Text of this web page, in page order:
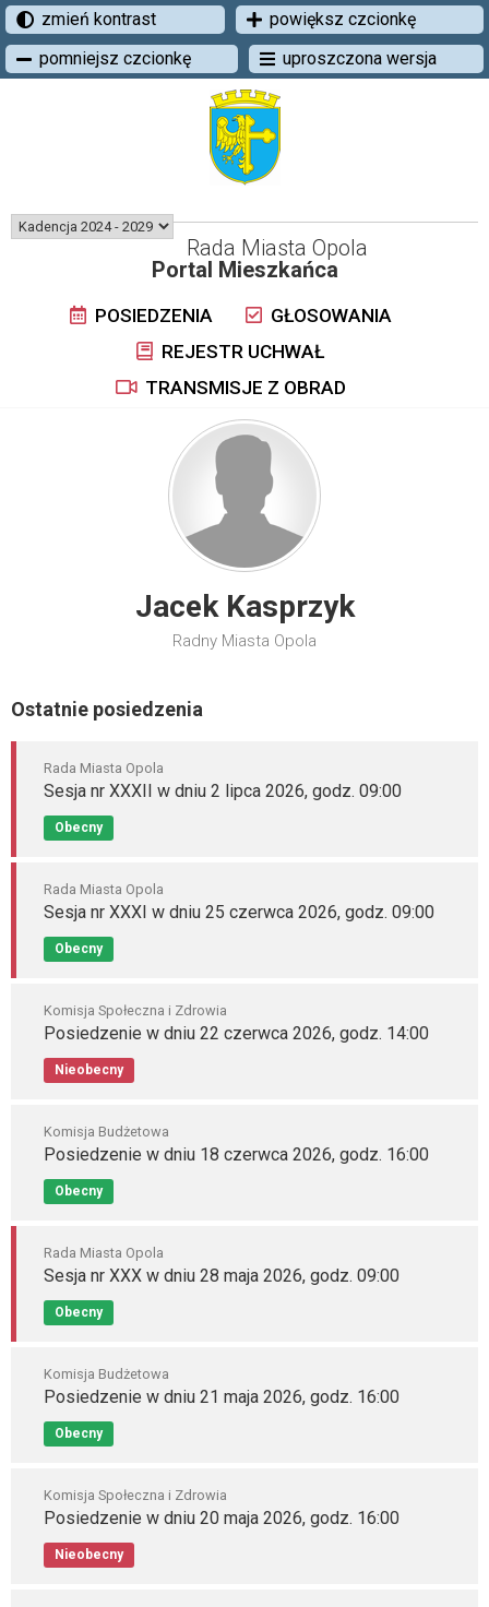
zmień kontrast
powiększ czcionkę
pomniejsz czcionkę
uproszczona wersja
Rada Miasta Opola
Portal Mieszkańca
POSIEDZENIA
GŁOSOWANIA
REJESTR UCHWAŁ
TRANSMISJE Z OBRAD
Jacek Kasprzyk
Radny Miasta Opola
Ostatnie posiedzenia
Rada Miasta Opola
Sesja nr XXXII w dniu 2 lipca 2026, godz. 09:00
Obecny
Rada Miasta Opola
Sesja nr XXXI w dniu 25 czerwca 2026, godz. 09:00
Obecny
Komisja Społeczna i Zdrowia
Posiedzenie w dniu 22 czerwca 2026, godz. 14:00
Nieobecny
Komisja Budżetowa
Posiedzenie w dniu 18 czerwca 2026, godz. 16:00
Obecny
Rada Miasta Opola
Sesja nr XXX w dniu 28 maja 2026, godz. 09:00
Obecny
Komisja Budżetowa
Posiedzenie w dniu 21 maja 2026, godz. 16:00
Obecny
Komisja Społeczna i Zdrowia
Posiedzenie w dniu 20 maja 2026, godz. 16:00
Nieobecny